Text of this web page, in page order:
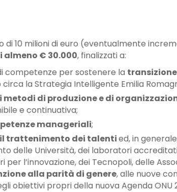
di 10 milioni di euro (eventualmente
almeno € 30.000, finalizzati a:
competenze per sostenere la
circa la Strategia Intelligente Emilia
metodi di produzione e di
e continuativa;
manageriali;
trattenimento dei talentied, in
delle Università, dei laboratori
per l’innovazione, dei Tecnopoli, delle
alla parità di genere, alle nuove
obiettivi propri della nuova Agenda ONU